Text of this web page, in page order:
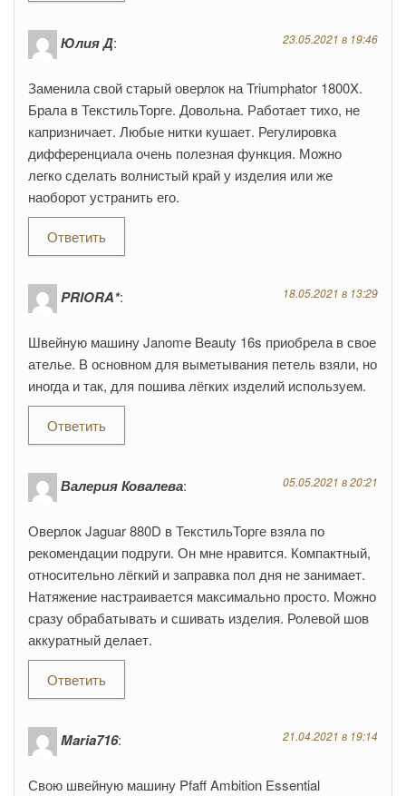
Юлия Д: 23.05.2021 в 19:46
Заменила свой старый оверлок на Triumphator 1800X.
Брала в ТекстильТорге. Довольна. Работает тихо, не
капризничает. Любые нитки кушает. Регулировка
дифференциала очень полезная функция. Можно
легко сделать волнистый край у изделия или же
наоборот устранить его.
Ответить
PRIORA*: 18.05.2021 в 13:29
Швейную машину Janome Beauty 16s приобрела в свое
ателье. В основном для выметывания петель взяли, но
иногда и так, для пошива лёгких изделий используем.
Ответить
Валерия Ковалева: 05.05.2021 в 20:21
Оверлок Jaguar 880D в ТекстильТорге взяла по
рекомендации подруги. Он мне нравится. Компактный,
относительно лёгкий и заправка пол дня не занимает.
Натяжение настраивается максимально просто. Можно
сразу обрабатывать и сшивать изделия. Ролевой шов
аккуратный делает.
Ответить
Maria716: 21.04.2021 в 19:14
Свою швейную машину Pfaff Ambition Essential